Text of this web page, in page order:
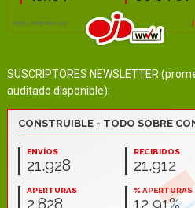
SUSCRIPTORES NEWSLETTER
auditado disponible):